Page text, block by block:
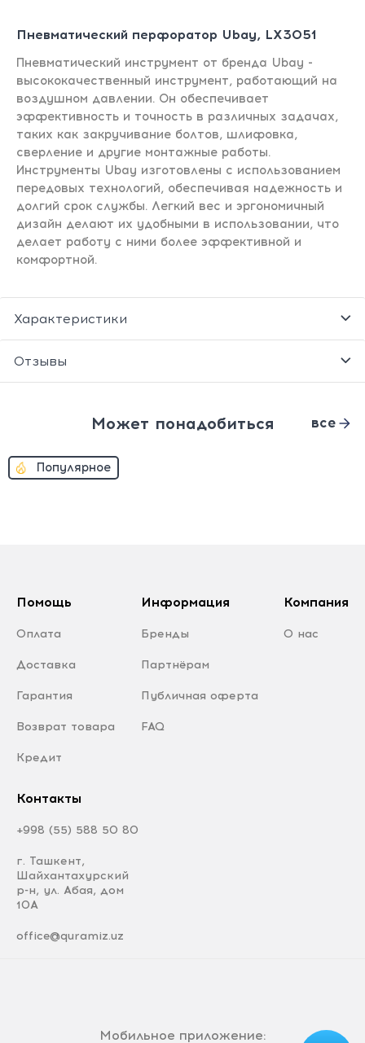
Пневматический перфоратор Ubay, LX3051
Пневматический инструмент от бренда Ubay -
высококачественный инструмент, работающий на
воздушном давлении. Он обеспечивает
эффективность и точность в различных задачах,
таких как закручивание болтов, шлифовка,
сверление и другие монтажные работы.
Инструменты Ubay изготовлены с использованием
передовых технологий, обеспечивая надежность и
долгий срок службы. Легкий вес и эргономичный
дизайн делают их удобными в использовании, что
делает работу с ними более эффективной и
комфортной.
Характеристики
Отзывы
Может понадобиться все
Популярное
Помощь
Оплата
Доставка
Гарантия
Возврат товара
Кредит
Информация
Бренды
Партнёрам
Публичная оферта
FAQ
Компания
О нас
Контакты
+998 (55) 588 50 80
г. Ташкент,
Шайхантахурский
р-н, ул. Абая, дом
10А
office@quramiz.uz
Мобильное приложение: